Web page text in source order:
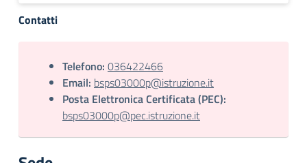
Contatti
Telefono: 036422466
Email: bsps03000p@istruzione.it
Posta Elettronica Certificata (PEC):
bsps03000p@pec.istruzione.it